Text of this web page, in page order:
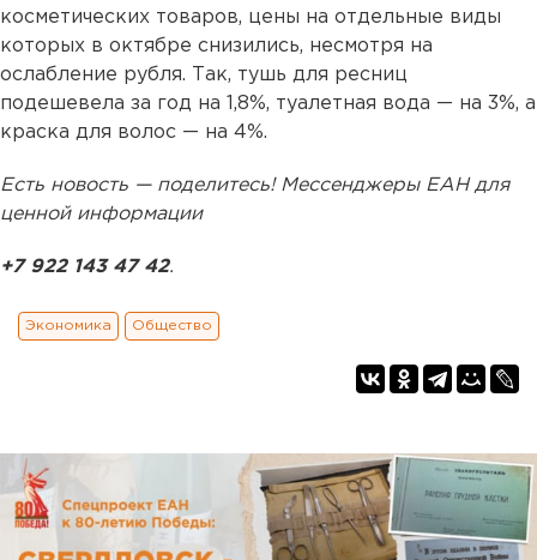
косметических товаров, цены на отдельные виды
которых в октябре снизились, несмотря на
ослабление рубля. Так, тушь для ресниц
подешевела за год на 1,8%, туалетная вода — на 3%, а
краска для волос — на 4%.
Есть новость — поделитесь! Мессенджеры ЕАН для
ценной информации
+7 922 143 47 42.
Экономика Общество